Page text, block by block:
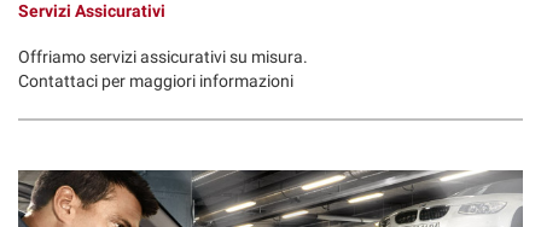
Servizi Assicurativi
Offriamo servizi assicurativi su misura.
Contattaci per maggiori informazioni